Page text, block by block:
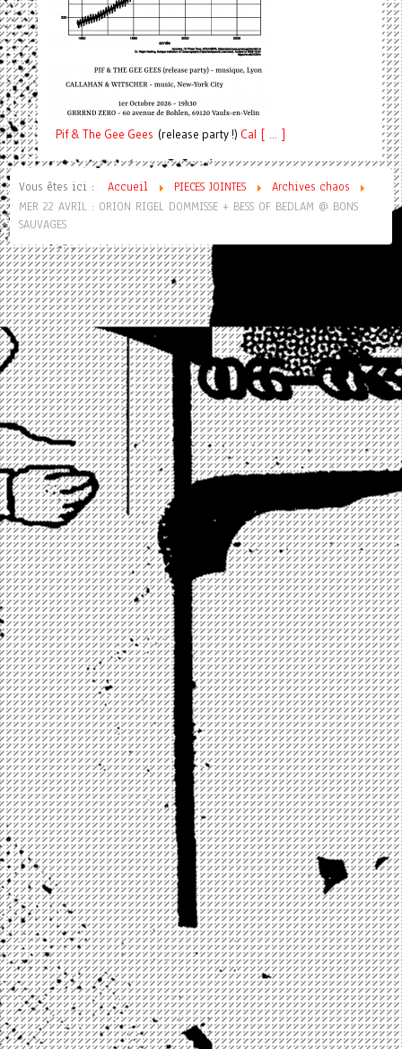
Pif& The Gee Gees (release party !) Cal [ ... ]
Vous êtes ici : Accueil PIECES JOINTES
Archives chaos
MER 22 AVRIL : ORION RIGEL DOMMISSE + BESS OF BEDLAM @ BONS
SAUVAGES